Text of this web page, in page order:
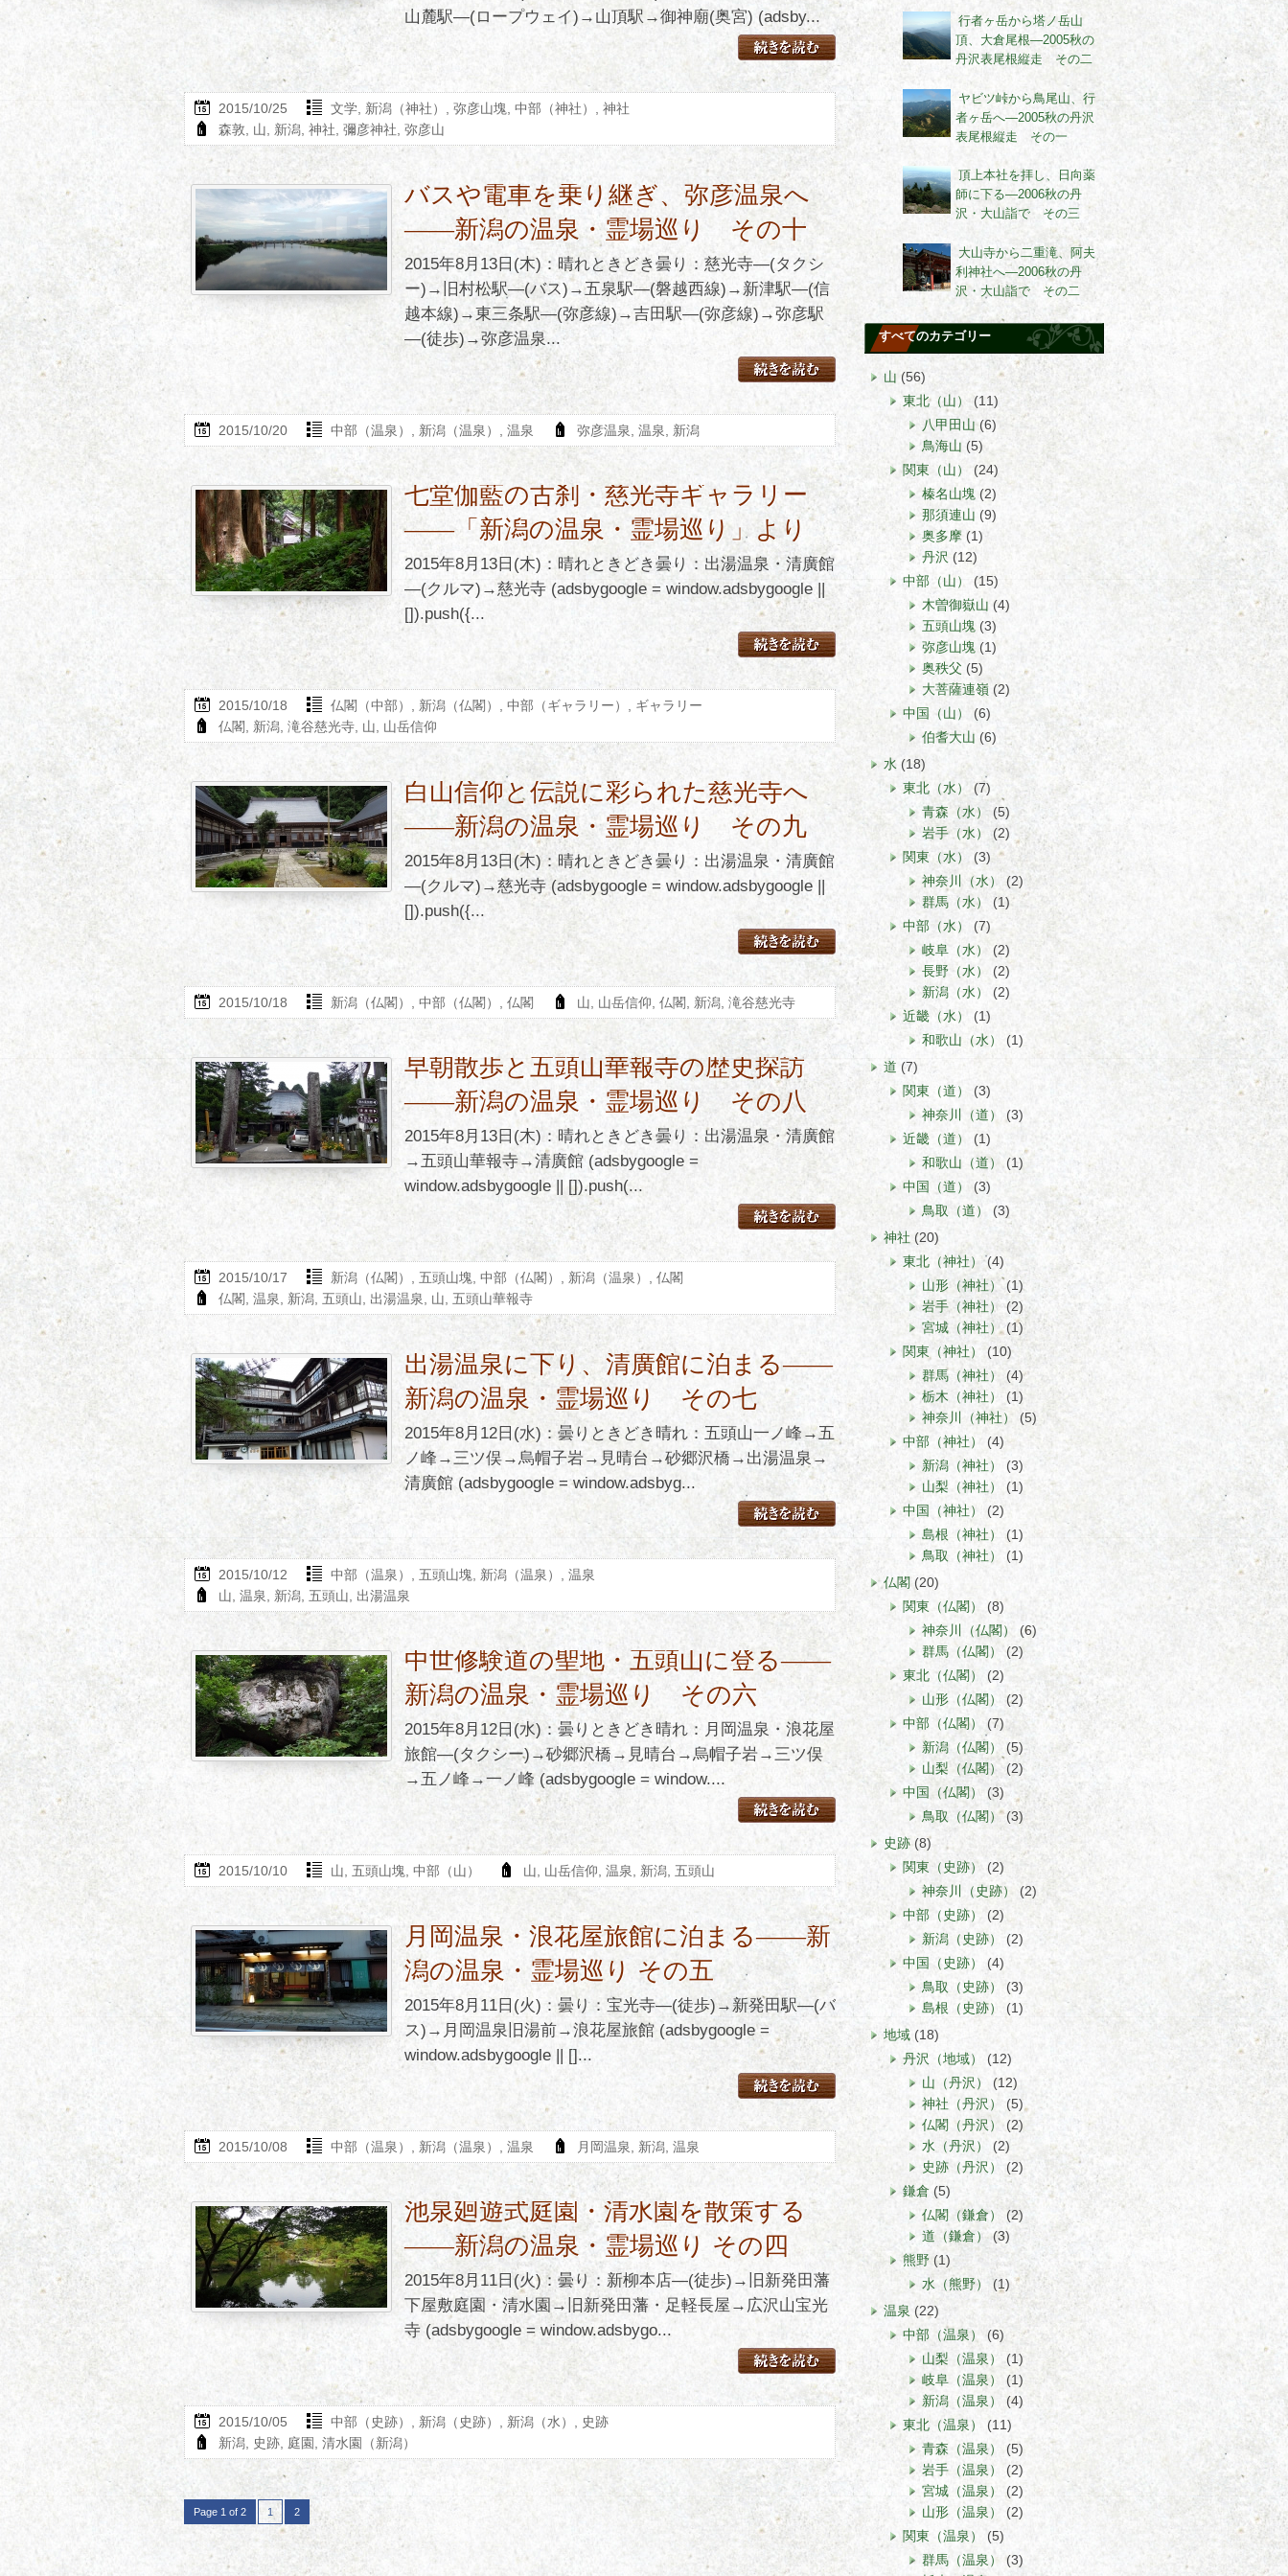
山麓駅―(ロープウェイ)→山頂駅→御神廟(奥宮) (adsby...
2015/10/25 文学 新潟（神社） 弥彦山塊 中部（神社）
神社
森敦
山 新潟 神社 彌彦神社 弥彦山
バスや電車を乗り継ぎ、弥彦温泉へ
――新潟の温泉・霊場巡り その十
2015年8月13日(木)：晴れときどき曇り：慈光寺―(タクシ
ー)→旧村松駅―(バス)→五泉駅―(磐越西線)→新津駅―(信
越本線)→東三条駅―(弥彦線)→吉田駅―(弥彦線)→弥彦駅
―(徒歩)→弥彦温泉...
2015/10/20 中部（温泉） 新潟（温泉） 温泉 弥彦温泉 温泉 新潟
七堂伽藍の古刹・慈光寺ギャラリー
――「新潟の温泉・霊場巡り」より
2015年8月13日(木)：晴れときどき曇り：出湯温泉・清廣館
―(クルマ)→慈光寺 (adsbygoogle = window.adsbygoogle ||
[]).push({...
2015/10/18 仏閣（中部） 新潟（仏閣） 中部（ギャラリー）
ギャラリー
仏閣
新潟 滝谷慈光寺 山 山岳信仰
白山信仰と伝説に彩られた慈光寺へ
――新潟の温泉・霊場巡り その九
2015年8月13日(木)：晴れときどき曇り：出湯温泉・清廣館
―(クルマ)→慈光寺 (adsbygoogle = window.adsbygoogle ||
[]).push({...
2015/10/18 新潟（仏閣） 中部（仏閣） 仏閣 山 山岳信仰 仏閣 新潟 滝谷慈光寺
早朝散歩と五頭山華報寺の歴史探訪
――新潟の温泉・霊場巡り その八
2015年8月13日(木)：晴れときどき曇り：出湯温泉・清廣館
→五頭山華報寺→清廣館 (adsbygoogle =
window.adsbygoogle || []).push(...
2015/10/17 新潟（仏閣） 五頭山塊 中部（仏閣） 新潟（温泉）
仏閣
仏閣
温泉 新潟 五頭山 出湯温泉 山 五頭山華報寺
出湯温泉に下り、清廣館に泊まる――
新潟の温泉・霊場巡り その七
2015年8月12日(水)：曇りときどき晴れ：五頭山一ノ峰→五
ノ峰→三ツ俣→烏帽子岩→見晴台→砂郷沢橋→出湯温泉→
清廣館 (adsbygoogle = window.adsbyg...
2015/10/12 中部（温泉） 五頭山塊 新潟（温泉）
温泉
山 温泉 新潟 五頭山 出湯温泉
中世修験道の聖地・五頭山に登る――
新潟の温泉・霊場巡り その六
2015年8月12日(水)：曇りときどき晴れ：月岡温泉・浪花屋
旅館―(タクシー)→砂郷沢橋→見晴台→烏帽子岩→三ツ俣
→五ノ峰→一ノ峰 (adsbygoogle = window....
2015/10/10 山 五頭山塊 中部（山） 山 山岳信仰 温泉 新潟 五頭山
月岡温泉・浪花屋旅館に泊まる――新
潟の温泉・霊場巡り その五
2015年8月11日(火)：曇り：宝光寺―(徒歩)→新発田駅―(バ
ス)→月岡温泉旧湯前→浪花屋旅館 (adsbygoogle =
window.adsbygoogle || []...
2015/10/08 中部（温泉） 新潟（温泉） 温泉 月岡温泉 新潟 温泉
池泉廻遊式庭園・清水園を散策する
――新潟の温泉・霊場巡り その四
2015年8月11日(火)：曇り：新柳本店―(徒歩)→旧新発田藩
下屋敷庭園・清水園→旧新発田藩・足軽長屋→広沢山宝光
寺 (adsbygoogle = window.adsbygo...
2015/10/05 中部（史跡） 新潟（史跡） 新潟（水）
史跡
新潟
史跡 庭園 清水園（新潟）
Page 1 of 2 1 2
行者ヶ岳から塔ノ岳山
頂、大倉尾根―2005秋の
丹沢表尾根縦走 その二
ヤビツ峠から鳥尾山、行
者ヶ岳へ―2005秋の丹沢
表尾根縦走 その一
頂上本社を拝し、日向薬
師に下る―2006秋の丹
沢・大山詣で その三
大山寺から二重滝、阿夫
利神社へ―2006秋の丹
沢・大山詣で その二
すべてのカテゴリー
山 (56)
東北（山）
(11)
八甲田山(6)
鳥海山 (5)
関東（山）
(24)
榛名山塊 (2)
那須連山 (9)
奥多摩 (1)
丹沢 (12)
中部（山）
(15)
木曽御嶽山 (4)
五頭山塊 (3)
弥彦山塊 (1)
奥秩父 (5)
大菩薩連嶺 (2)
中国（山）
(6)
伯耆大山 (6)
水 (18)
東北（水） (7)
青森（水）
(5)
岩手（水）
(2)
関東（水）
(3)
神奈川（水） (2)
群馬（水）
(1)
中部（水）
(7)
岐阜（水）
(2)
長野（水）
(2)
新潟（水）
(2)
近畿（水）
(1)
和歌山（水）
(1)
道 (7)
関東（道）
(3)
神奈川（道）
(3)
近畿（道）
(1)
和歌山（道）
(1)
中国（道）
(3)
鳥取（道）
(3)
神社 (20)
東北（神社）(4)
山形（神社）(1)
岩手（神社） (2)
宮城（神社）(1)
関東（神社）
(10)
群馬（神社）
(4)
栃木（神社）
(1)
神奈川（神社）
(5)
中部（神社）
(4)
新潟（神社）
(3)
山梨（神社）
(1)
中国（神社）
(2)
島根（神社）
(1)
鳥取（神社）
(1)
仏閣 (20)
関東（仏閣）
(8)
神奈川（仏閣）
(6)
群馬（仏閣） (2)
東北（仏閣）
(2)
山形（仏閣）
(2)
中部（仏閣）
(7)
新潟（仏閣）
(5)
山梨（仏閣）
(2)
中国（仏閣）
(3)
鳥取（仏閣）(3)
史跡 (8)
関東（史跡） (2)
神奈川（史跡） (2)
中部（史跡）
(2)
新潟（史跡）
(2)
中国（史跡）
(4)
鳥取（史跡）
(3)
島根（史跡）
(1)
地域 (18)
丹沢（地域）
(12)
山（丹沢）
(12)
神社（丹沢）
(5)
仏閣（丹沢） (2)
水（丹沢）
(2)
史跡（丹沢）
(2)
鎌倉 (5)
仏閣（鎌倉）
(2)
道（鎌倉）(3)
熊野 (1)
水（熊野）
(1)
温泉 (22)
中部（温泉）
(6)
山梨（温泉）
(1)
岐阜（温泉）
(1)
新潟（温泉）
(4)
東北（温泉）
(11)
青森（温泉）
(5)
岩手（温泉）
(2)
宮城（温泉）
(2)
山形（温泉）
(2)
関東（温泉）
(5)
群馬（温泉）
(3)